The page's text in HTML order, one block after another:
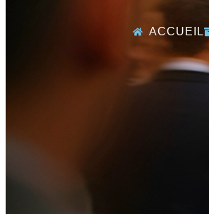
ACCUEIL